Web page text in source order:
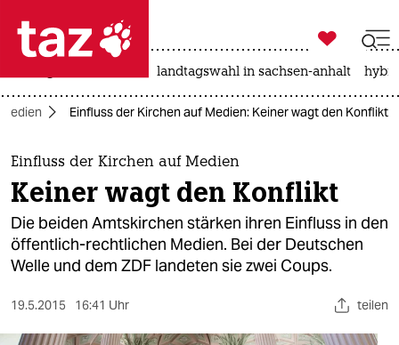
 taz zahl ich
taz zahl ich
themen
politik
öko

taz zahl ich
landtagswahl in sachsen-anhalt
Medien Einfluss der Kirchen auf Medien: Keiner wagt den Konflikt
Einfluss der Kirchen auf Medien
Keiner wagt den Konflikt
Die beiden Amtskirchen stärken ihren Einfluss in den
öffentlich-rechtlichen Medien. Bei der Deutschen
Welle und dem ZDF landeten sie zwei Coups.
19.5.2015 16:41 Uhr teilen